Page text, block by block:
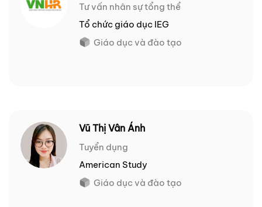
Tư vấn nhân sự tổng thể
Tổ chức giáo dục IEG
Giáo dục và đào tạo
Vũ Thị Vân Ánh
Tuyển dụng
American Study
Giáo dục và đào tạo